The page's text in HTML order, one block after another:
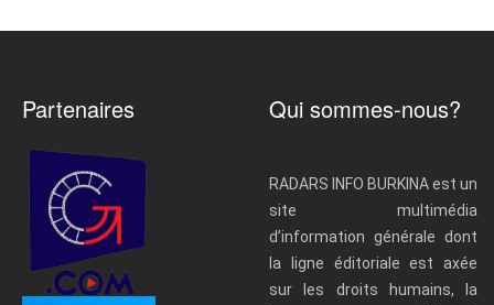
Partenaires Qui sommes-nous?
RADARS INFO BURKINA est un
site multimédia
d’information générale dont
la ligne éditoriale est axée
sur les droits humains, la